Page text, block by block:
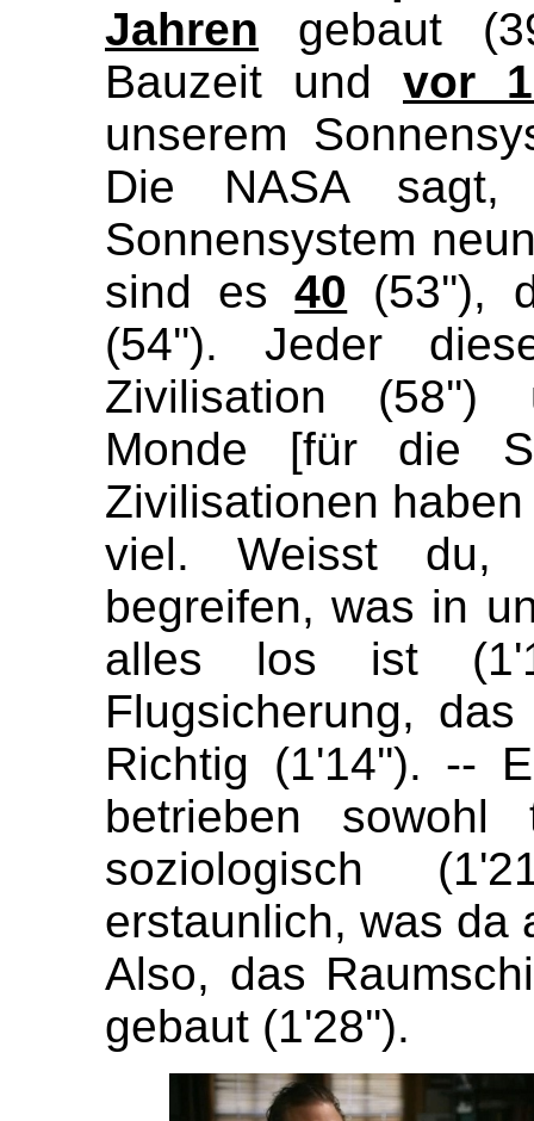
Jahren gebaut
Bauzeit und vor
unserem
Die NASA
Sonnensystem
sind es40 (53''),
(54''). Jeder
Zivilisation (58'')
Monde [für die
Zivilisationen
viel. Weisst du,
begreifen, was in
alles los ist
Flugsicherung,
Richtig (1'14''). --
betrieben sowohl
soziologisch
erstaunlich, was da
Also, das
gebaut (1'28'').